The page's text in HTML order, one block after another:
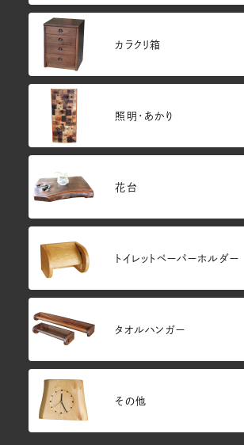
カラクリ箱
照明・あかり
花台
トイレットペーパーホルダー
タオルハンガー
その他